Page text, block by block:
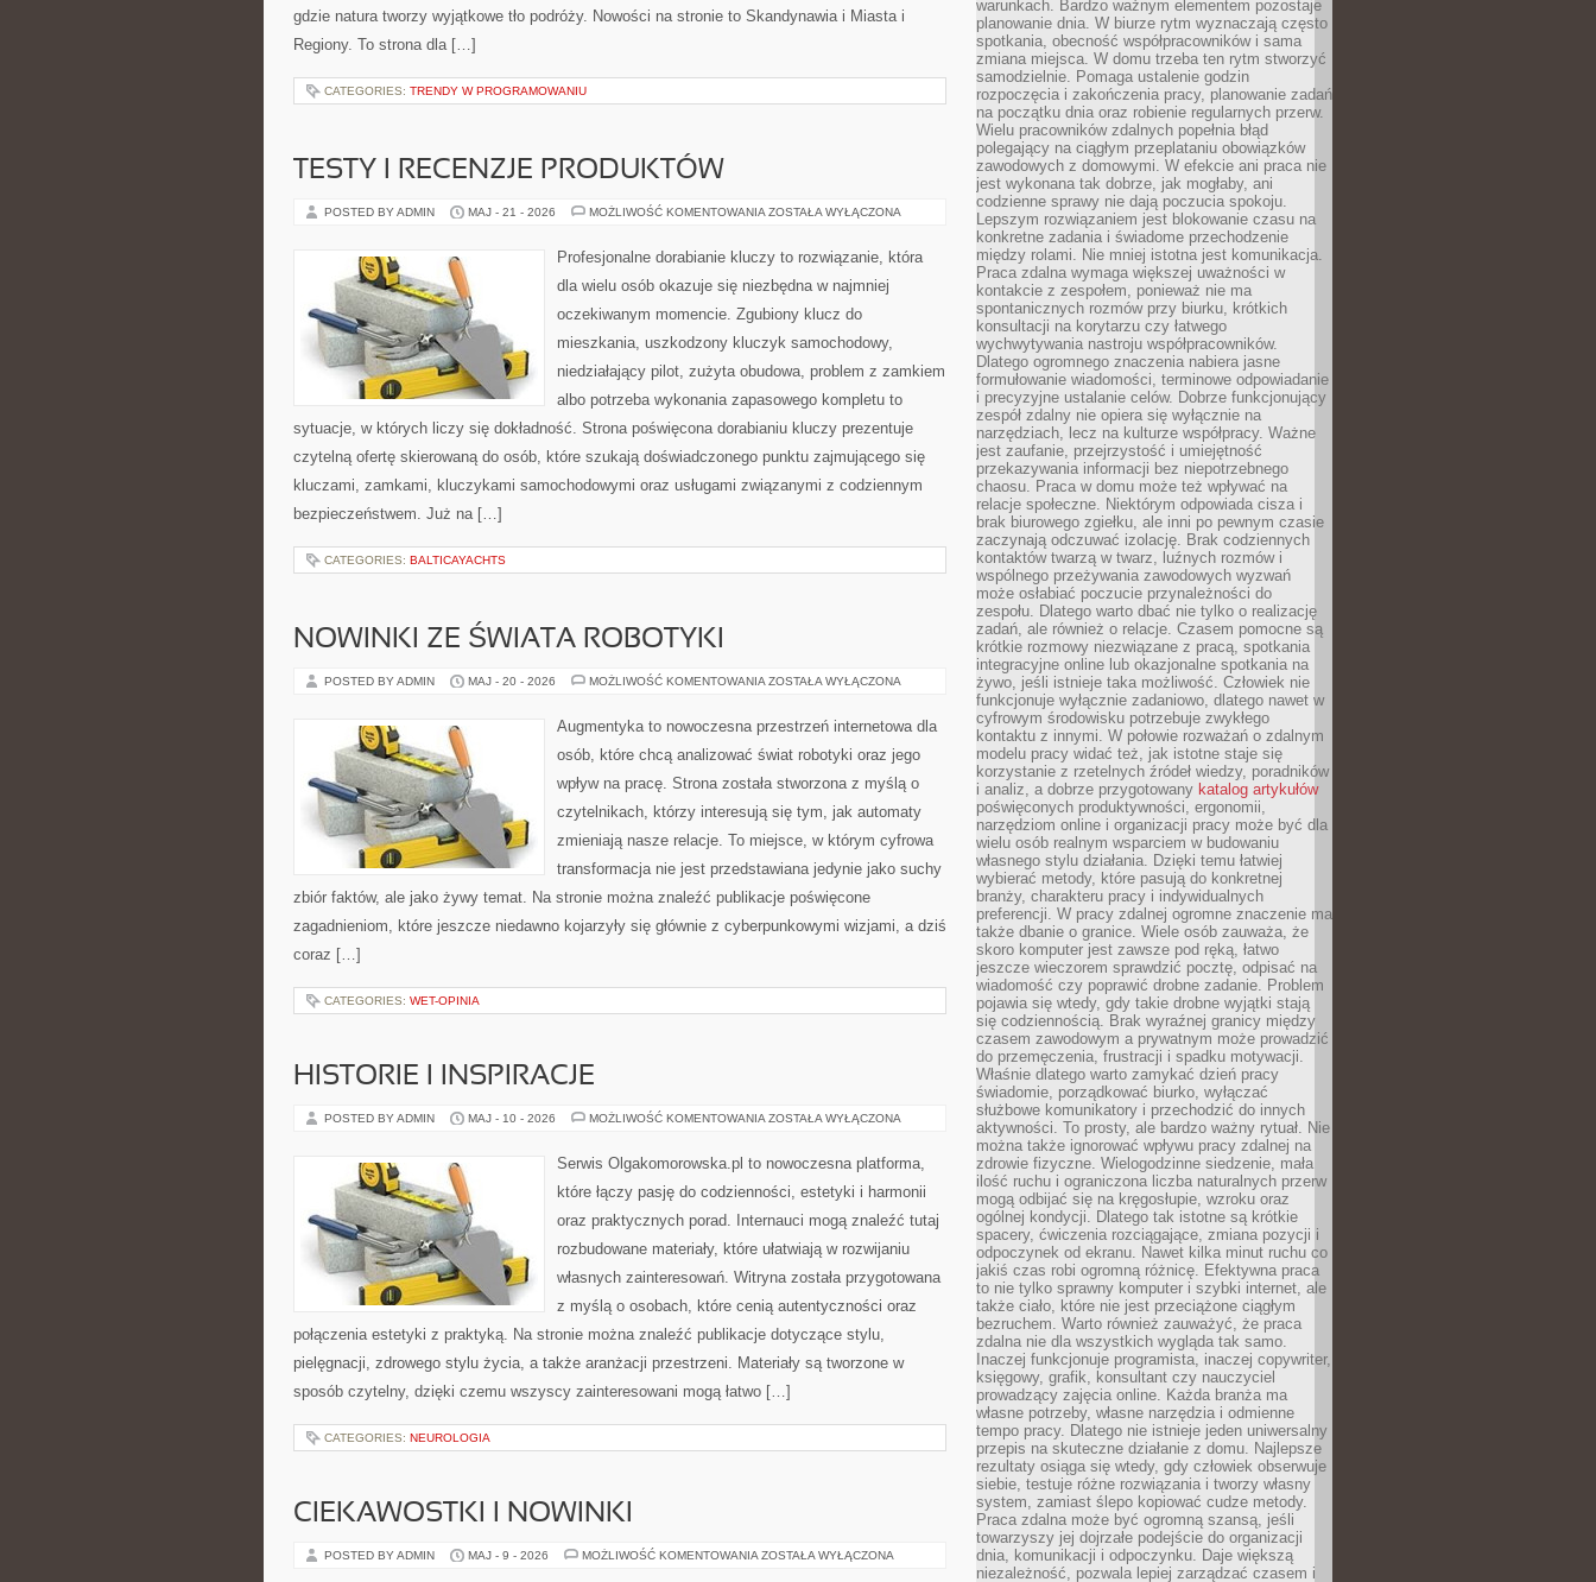
gdzie natura tworzy wyjątkowe tło podróży. Nowości na stronie to Skandynawia i Miasta i
Regiony. To strona dla […]
CATEGORIES: TRENDY W PROGRAMOWANIU
TESTY I RECENZJE PRODUKTÓW
POSTED BY ADMIN MAJ - 21 - 2026 MOŻLIWOŚĆ KOMENTOWANIA TESTY
PRODUKTÓW
ZOSTAŁA WYŁĄCZONA
Profesjonalne dorabianie kluczy to rozwiązanie, która
dla wielu osób okazuje się niezbędna w najmniej
oczekiwanym momencie. Zgubiony klucz do
mieszkania, uszkodzony kluczyk samochodowy,
niedziałający pilot, zużyta obudowa, problem z zamkiem
albo potrzeba wykonania zapasowego kompletu to
sytuacje, w których liczy się dokładność. Strona poświęcona dorabianiu kluczy prezentuje
czytelną ofertę skierowaną do osób, które szukają doświadczonego punktu zajmującego się
kluczami, zamkami, kluczykami samochodowymi oraz usługami związanymi z codziennym
bezpieczeństwem. Już na […]
CATEGORIES: BALTICAYACHTS
NOWINKI ZE ŚWIATA ROBOTYKI
POSTED BY ADMIN MAJ - 20 - 2026 MOŻLIWOŚĆ KOMENTOWANIA NOWINKI
ROBOTYKI
ZOSTAŁA WYŁĄCZONA
Augmentyka to nowoczesna przestrzeń internetowa dla
osób, które chcą analizować świat robotyki oraz jego
wpływ na pracę. Strona została stworzona z myślą o
czytelnikach, którzy interesują się tym, jak automaty
zmieniają nasze relacje. To miejsce, w którym cyfrowa
transformacja nie jest przedstawiana jedynie jako suchy
zbiór faktów, ale jako żywy temat. Na stronie można znaleźć publikacje poświęcone
zagadnieniom, które jeszcze niedawno kojarzyły się głównie z cyberpunkowymi wizjami, a dziś
coraz […]
CATEGORIES: WET-OPINIA
HISTORIE I INSPIRACJE
POSTED BY ADMIN MAJ - 10 - 2026 MOŻLIWOŚĆ KOMENTOWANIA HISTORIE
ZOSTAŁA WYŁĄCZONA
Serwis Olgakomorowska.pl to nowoczesna platforma,
które łączy pasję do codzienności, estetyki i harmonii
oraz praktycznych porad. Internauci mogą znaleźć tutaj
rozbudowane materiały, które ułatwiają w rozwijaniu
własnych zainteresowań. Witryna została przygotowana
z myślą o osobach, które cenią autentyczności oraz
połączenia estetyki z praktyką. Na stronie można znaleźć publikacje dotyczące stylu,
pielęgnacji, zdrowego stylu życia, a także aranżacji przestrzeni. Materiały są tworzone w
sposób czytelny, dzięki czemu wszyscy zainteresowani mogą łatwo […]
CATEGORIES: NEUROLOGIA
CIEKAWOSTKI I NOWINKI
POSTED BY ADMIN MAJ - 9 - 2026 MOŻLIWOŚĆ KOMENTOWANIA CIEKAWOSTKI
ZOSTAŁA WYŁĄCZONA
warunkach. Bardzo ważnym elementem pozostaje
planowanie dnia. W biurze rytm wyznaczają często
spotkania, obecność współpracowników i sama
zmiana miejsca. W domu trzeba ten rytm stworzyć
samodzielnie. Pomaga ustalenie godzin
rozpoczęcia i zakończenia pracy, planowanie zadań
na początku dnia oraz robienie regularnych przerw.
Wielu pracowników zdalnych popełnia błąd
polegający na ciągłym przeplataniu obowiązków
zawodowych z domowymi. W efekcie ani praca nie
jest wykonana tak dobrze, jak mogłaby, ani
codzienne sprawy nie dają poczucia spokoju.
Lepszym rozwiązaniem jest blokowanie czasu na
konkretne zadania i świadome przechodzenie
między rolami. Nie mniej istotna jest komunikacja.
Praca zdalna wymaga większej uważności w
kontakcie z zespołem, ponieważ nie ma
spontanicznych rozmów przy biurku, krótkich
konsultacji na korytarzu czy łatwego
wychwytywania nastroju współpracowników.
Dlatego ogromnego znaczenia nabiera jasne
formułowanie wiadomości, terminowe odpowiadanie
i precyzyjne ustalanie celów. Dobrze funkcjonujący
zespół zdalny nie opiera się wyłącznie na
narzędziach, lecz na kulturze współpracy. Ważne
jest zaufanie, przejrzystość i umiejętność
przekazywania informacji bez niepotrzebnego
chaosu. Praca w domu może też wpływać na
relacje społeczne. Niektórym odpowiada cisza i
brak biurowego zgiełku, ale inni po pewnym czasie
zaczynają odczuwać izolację. Brak codziennych
kontaktów twarzą w twarz, luźnych rozmów i
wspólnego przeżywania zawodowych wyzwań
może osłabiać poczucie przynależności do
zespołu. Dlatego warto dbać nie tylko o realizację
zadań, ale również o relacje. Czasem pomocne są
krótkie rozmowy niezwiązane z pracą, spotkania
integracyjne online lub okazjonalne spotkania na
żywo, jeśli istnieje taka możliwość. Człowiek nie
funkcjonuje wyłącznie zadaniowo, dlatego nawet w
cyfrowym środowisku potrzebuje zwykłego
kontaktu z innymi. W połowie rozważań o zdalnym
modelu pracy widać też, jak istotne staje się
korzystanie z rzetelnych źródeł wiedzy, poradników
i analiz, a dobrze przygotowany katalog artykułów
poświęconych produktywności, ergonomii,
narzędziom online i organizacji pracy może być dla
wielu osób realnym wsparciem w budowaniu
własnego stylu działania. Dzięki temu łatwiej
wybierać metody, które pasują do konkretnej
branży, charakteru pracy i indywidualnych
preferencji. W pracy zdalnej ogromne znaczenie ma
także dbanie o granice. Wiele osób zauważa, że
skoro komputer jest zawsze pod ręką, łatwo
jeszcze wieczorem sprawdzić pocztę, odpisać na
wiadomość czy poprawić drobne zadanie. Problem
pojawia się wtedy, gdy takie drobne wyjątki stają
się codziennością. Brak wyraźnej granicy między
czasem zawodowym a prywatnym może prowadzić
do przemęczenia, frustracji i spadku motywacji.
Właśnie dlatego warto zamykać dzień pracy
świadomie, porządkować biurko, wyłączać
służbowe komunikatory i przechodzić do innych
aktywności. To prosty, ale bardzo ważny rytuał. Nie
można także ignorować wpływu pracy zdalnej na
zdrowie fizyczne. Wielogodzinne siedzenie, mała
ilość ruchu i ograniczona liczba naturalnych przerw
mogą odbijać się na kręgosłupie, wzroku oraz
ogólnej kondycji. Dlatego tak istotne są krótkie
spacery, ćwiczenia rozciągające, zmiana pozycji i
odpoczynek od ekranu. Nawet kilka minut ruchu co
jakiś czas robi ogromną różnicę. Efektywna praca
to nie tylko sprawny komputer i szybki internet, ale
także ciało, które nie jest przeciążone ciągłym
bezruchem. Warto również zauważyć, że praca
zdalna nie dla wszystkich wygląda tak samo.
Inaczej funkcjonuje programista, inaczej copywriter,
księgowy, grafik, konsultant czy nauczyciel
prowadzący zajęcia online. Każda branża ma
własne potrzeby, własne narzędzia i odmienne
tempo pracy. Dlatego nie istnieje jeden uniwersalny
przepis na skuteczne działanie z domu. Najlepsze
rezultaty osiąga się wtedy, gdy człowiek obserwuje
siebie, testuje różne rozwiązania i tworzy własny
system, zamiast ślepo kopiować cudze metody.
Praca zdalna może być ogromną szansą, jeśli
towarzyszy jej dojrzałe podejście do organizacji
dnia, komunikacji i odpoczynku. Daje większą
niezależność, pozwala lepiej zarządzać czasem i